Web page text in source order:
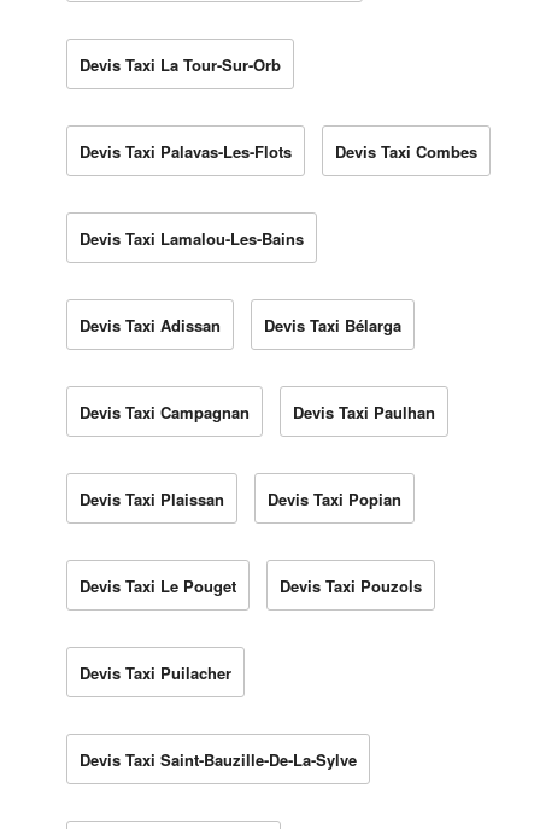
Devis Taxi La Tour-Sur-Orb
Devis Taxi Palavas-Les-Flots Devis Taxi Combes
Devis Taxi Lamalou-Les-Bains
Devis Taxi Adissan Devis Taxi Bélarga
Devis Taxi Campagnan Devis Taxi Paulhan
Devis Taxi Plaissan Devis Taxi Popian
Devis Taxi Le Pouget Devis Taxi Pouzols
Devis Taxi Puilacher
Devis Taxi Saint-Bauzille-De-La-Sylve